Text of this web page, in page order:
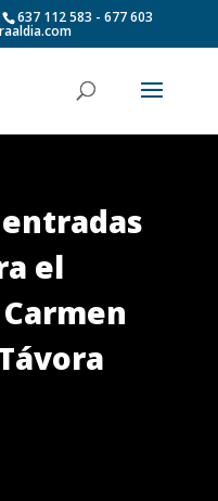
637 112 583 - 677 603
entradas
el